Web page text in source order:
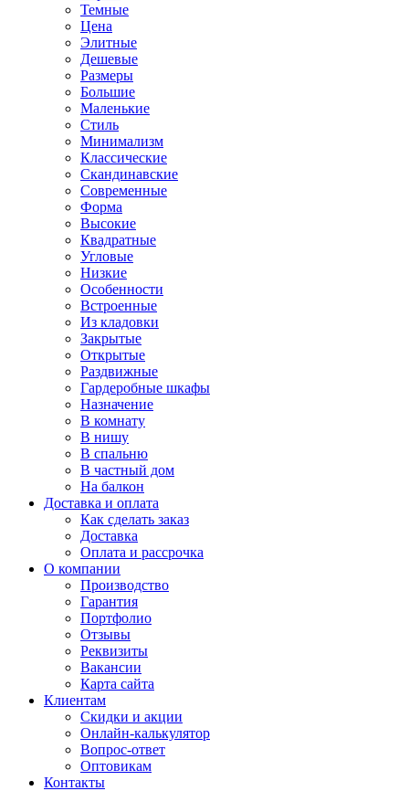
Темные
Цена
Элитные
Дешевые
Размеры
Большие
Маленькие
Стиль
Минимализм
Классические
Скандинавские
Современные
Форма
Высокие
Квадратные
Угловые
Низкие
Особенности
Встроенные
Из кладовки
Закрытые
Открытые
Раздвижные
Гардеробные шкафы
Назначение
В комнату
В нишу
В спальню
В частный дом
На балкон
Доставка и оплата
Как сделать заказ
Доставка
Оплата и рассрочка
О компании
Производство
Гарантия
Портфолио
Отзывы
Реквизиты
Вакансии
Карта сайта
Клиентам
Скидки и акции
Онлайн-калькулятор
Вопрос-ответ
Оптовикам
Контакты